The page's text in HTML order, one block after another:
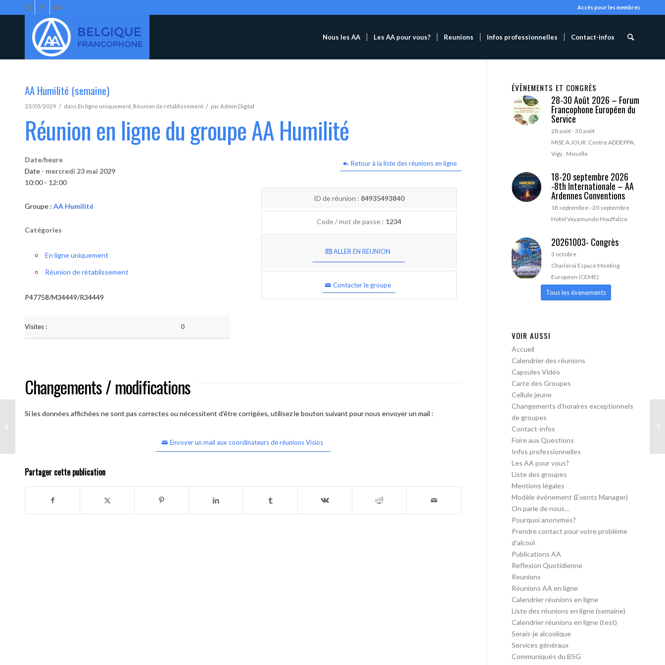
Accès pour les membres
Nous les AA Les AA pour vous? Reunions Infos professionnelles Contact-infos
AA Humilité (semaine)
23/05/2029 / dans En ligne uniquement Réunion de rétablissement / parAdmin Digital
Réunion en ligne du groupe AA Humilité
Retour à la liste des réunions en ligne
Date/heure
Date - mercredi 23 mai 2029
10:00 - 12:00
Groupe : AA Humilité
Catégories
En ligne uniquement
Réunion de rétablissement
P47758/M34449/R34449
Visites : 0
ID de réunion : 84935493840
Code / mot de passe : 1234
ALLER EN REUNION
Contacter le groupe
Changements / modifications
Si les données affichées ne sont pas correctes ou nécessitent d'être corrigées, utilisez le bouton suivant pour nous envoyer un mail :
Envoyer un mail aux coordinateurs de réunions Visios
Partager cette publication
ÉVÈNEMENTS ET CONGRÈS
28-30 Août 2026 – Forum
Francophone Européen du
Service
28 août-30 août
MISE A JOUR: Centre ADDEPPA,
Vigy , Moselle
18-20 septembre 2026
-8th Internationale – AA
Ardennes Conventions
18 septembre-20 septembre
Hotel Vayamundo Houffalize
20261003- Congrès
3 octobre
Charleroi Espace Meeting
Européen (CEME)
Tous les évenements
VOIR AUSSI
Accueil
Calendrier des réunions
Capsules Vidéo
Carte des Groupes
Cellule jeune
Changements d’horaires exceptionnels
de groupes
Contact-infos
Foire aux Questions
Infos professionnelles
Les AA pour vous?
Liste des groupes
Mentions légales
Modèle événement (Events Manager)
On parle de nous…
Pourquoi anonymes?
Prendre contact pour votre problème
d’alcool
Publications AA
Reflexion Quotidienne
Reunions
Réunions AA en ligne
Calendrier réunions en ligne
Liste des réunions en ligne (semaine)
Calendrier réunions en ligne (test)
Serais-je alcoolique
Services généraux
Communiqués du BSG